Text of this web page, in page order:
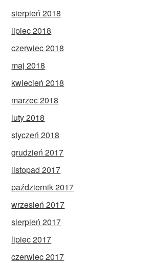
sierpień 2018
lipiec 2018
czerwiec 2018
maj 2018
kwiecień 2018
marzec 2018
luty 2018
styczeń 2018
grudzień 2017
listopad 2017
październik 2017
wrzesień 2017
sierpień 2017
lipiec 2017
czerwiec 2017